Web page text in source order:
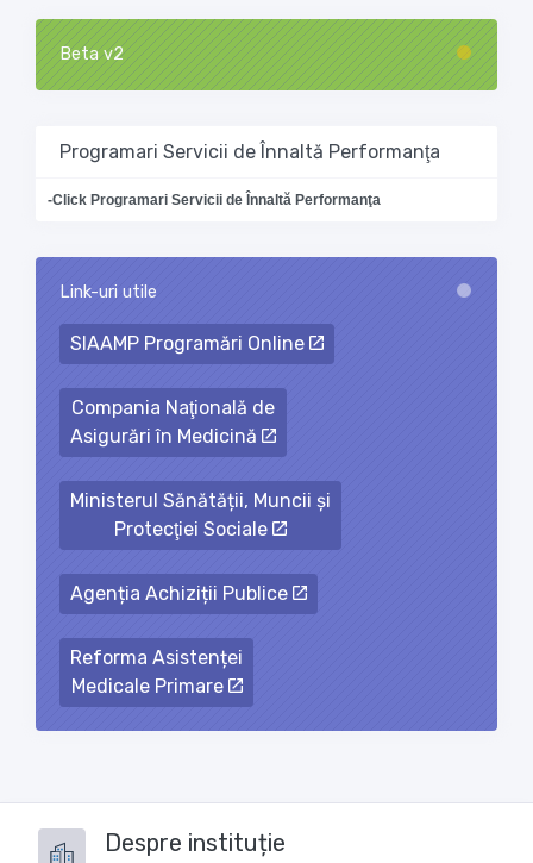
Loading...
Beta v2
Programari Servicii de Înnaltă Performanţa
-Click Programari Servicii de Înnaltă Performanţa
Link-uri utile
SIAAMP Programări Online
Compania Naţională de
Asigurări în Medicină
Ministerul Sănătății, Muncii și
Protecţiei Sociale
Agenția Achiziții Publice
Reforma Asistenței
Medicale Primare
Despre instituție